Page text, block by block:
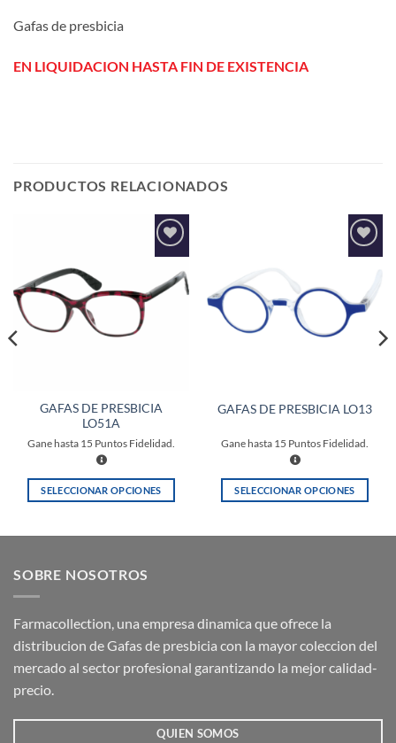
Gafas de presbicia
EN LIQUIDACION HASTA FIN DE EXISTENCIA
PRODUCTOS RELACIONADOS
Añadir
lista de
deseos
GAFAS DE PRESBICIA
LO51A
Gane hasta 15 Puntos Fidelidad.
SELECCIONAR OPCIONES
variantes.
opciones
se
elegir
Añadir
deseos
GAFAS DE PRESBICIA LO13
Gane hasta 15 Puntos Fidelidad.
SELECCIONAR OPCIONES
opciones
elegir
SOBRE NOSOTROS
Farmacollection, una empresa dinamica que ofrece la
distribucion de Gafas de presbicia con la mayor coleccion del
mercado al sector profesional garantizando la mejor calidad-
precio.
QUIEN SOMOS